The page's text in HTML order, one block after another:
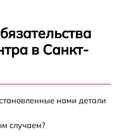
в Санкт-
нами детали
случаем?